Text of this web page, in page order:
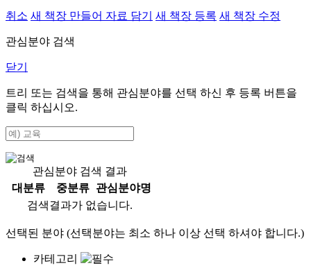
취소 새 책장 만들어 자료 담기 새 책장 등록 새 책장 수정
관심분야 검색
닫기
트리 또는 검색을 통해 관심분야를 선택 하신 후 등록 버튼을
클릭 하십시오.
관심분야 검색 결과
대분류
중분류
관심분야명
검색결과가 없습니다.
선택된 분야 (선택분야는 최소 하나 이상 선택 하셔야 합니다.)
카테고리